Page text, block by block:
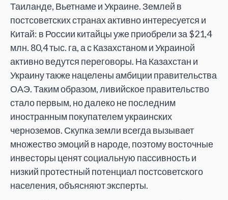
Таиланде, Вьетнаме и Украине. Землей в
постсоветских странах активно интересуется и
Китай: в России китайцы уже приобрели за $21,4
млн. 80,4 тыс. га, а с Казахстаном и Украиной
активно ведутся переговоры. На Казахстан и
Украину также нацелены амбиции правительства
ОАЭ. Таким образом, ливийское правительство
стало первым, но далеко не последним
иностранным покупателем украинских
черноземов. Скупка земли всегда вызывает
множество эмоций в народе, поэтому восточные
инвесторы ценят социальную пассивность и
низкий протестный потенциал постсоветского
населения, объясняют эксперты.